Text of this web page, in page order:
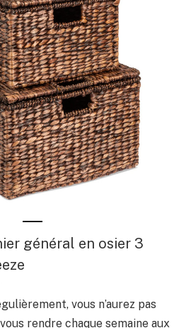
général en osier 3
vous n’aurez pas
rendre chaque semaine aux